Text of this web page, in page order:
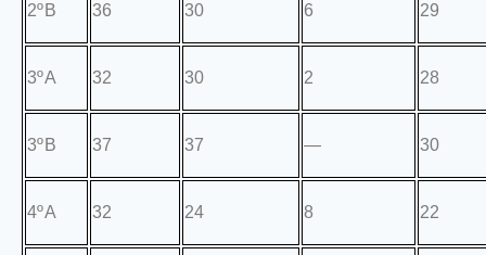
2ºB 36 30 6 29
3ºA 32 30 2 28
3ºB 37 37 — 30
4ºA 32 24 8 22